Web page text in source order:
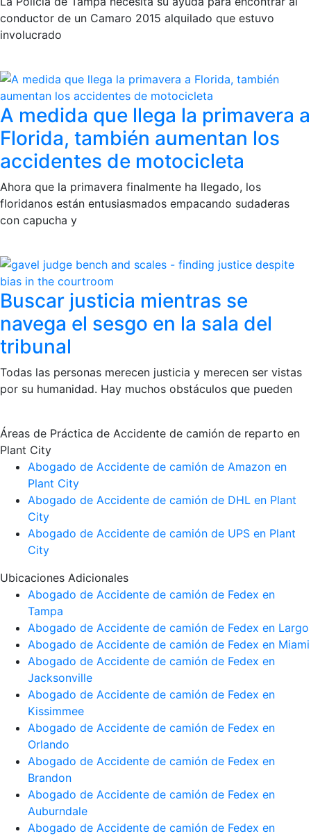
conductor de un Camaro 2015 alquilado que estuvo
involucrado
A medida que llega la primavera a
Florida, también aumentan los
accidentes de motocicleta
Ahora que la primavera finalmente ha llegado, los
floridanos están entusiasmados empacando sudaderas
con capucha y
Buscar justicia mientras se
navega el sesgo en la sala del
tribunal
Todas las personas merecen justicia y merecen ser vistas
por su humanidad. Hay muchos obstáculos que pueden
Áreas de Práctica de Accidente de camión de reparto en
Plant City
Abogado de Accidente de camión de Amazon en
Plant City
Abogado de Accidente de camión de DHL en Plant
City
Abogado de Accidente de camión de UPS en Plant
City
Ubicaciones Adicionales
Abogado de Accidente de camión de Fedex en
Tampa
Abogado de Accidente de camión de Fedex en Largo
Abogado de Accidente de camión de Fedex en Miami
Abogado de Accidente de camión de Fedex en
Jacksonville
Abogado de Accidente de camión de Fedex en
Kissimmee
Abogado de Accidente de camión de Fedex en
Orlando
Abogado de Accidente de camión de Fedex en
Brandon
Abogado de Accidente de camión de Fedex en
Auburndale
Abogado de Accidente de camión de Fedex en